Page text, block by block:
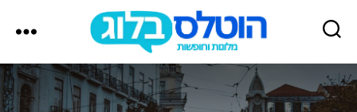
הוטלס
בלוג